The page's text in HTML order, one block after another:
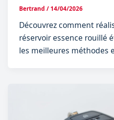
Bertrand/14/04/2026
Découvrez comment
réservoir essence rouillé
les meilleures méthodes